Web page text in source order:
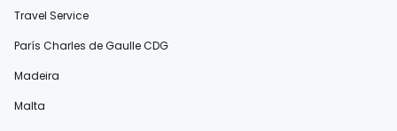
Travel Service
París Charles de Gaulle CDG
Madeira
Malta